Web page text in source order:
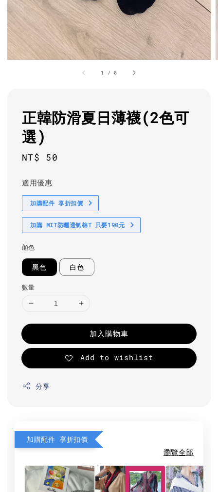
1 / 8
正韓防滑夏日薄襪(2色可
選)
Regular
NT$ 50
適用優惠
加購配件 享折扣價
加購 MIT防曬透氣棉T 只要190元
顏色
黑色 白色
數量
加入購物車
Add to wishlist
分享
加購配件 享折扣價
瀏覽全部